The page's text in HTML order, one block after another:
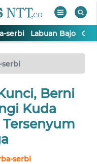
serbi Labuan Bajo
serbi
Berni
Kuda
serbi